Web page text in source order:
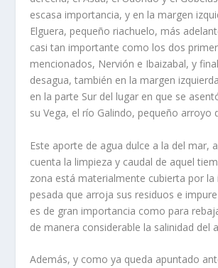
escasa importancia, y en la margen
Elguera, pequeño riachuelo, más
casi tan importante como los dos
mencionados, Nervión e Ibaizabal, y
desagua, también en la margen
en la parte Sur del lugar en que se
su Vega, el río Galindo, pequeño arroyo
Este aporte de agua dulce a la del mar,
cuenta la limpieza y caudal de aquel
zona está materialmente cubierta por la
pesada que arroja sus residuos e
es de gran importancia como para
de manera considerable la salinidad del
Además, y como ya queda apuntado